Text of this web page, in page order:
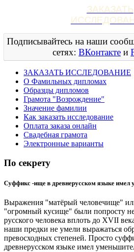
ЗАКАЗАТЬ
Подписывайтесь на наши
сетях: ВКонтакте и
ЗАКАЗАТЬ ИССЛЕДОВАНИЕ
О Фамильных дипломах
Образцы дипломов
Грамота "Возрождение"
Значение фамилии
Как заказать исследование
Оплата заказа онлайн
Свадебная грамота
Электронные варианты
По секрету
Суффикс -ище в древнерусском языке имел
Выражения "матёрый человечище"
"огромный кусище" были попросту
русского человека вплоть до XVII
наши предки не умели выражаться
превосходных степеней. Просто
древнерусском языке имел